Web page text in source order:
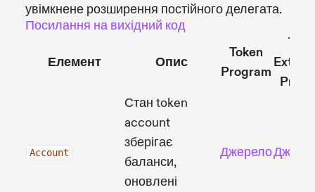
увімкнене розширення постійного делегата.
Посилання на вихідний код
Елемент Опис
Token
Program
Account
Стан token
account
зберігає
баланси,
оновлені
Джерело